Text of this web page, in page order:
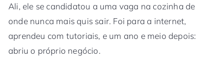
Ali, ele se candidatou a uma vaga na cozinha de
onde nunca mais quis sair. Foi para a internet,
aprendeu com tutoriais, e um ano e meio depois:
abriu o próprio negócio.